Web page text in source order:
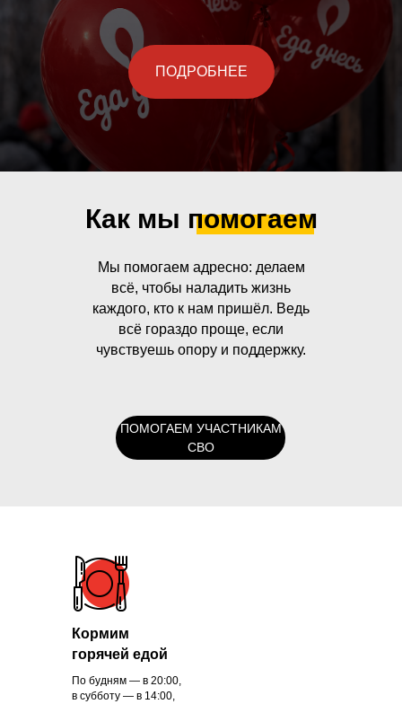
ПОДРОБНЕЕ
Как мы помогаем
ПОМОГАЕМ УЧАСТНИКАМ
СВО
Мы помогаем адресно: делаем
всё, чтобы наладить жизнь
каждого, кто к нам пришёл. Ведь
всё гораздо проще, если
чувствуешь опору и поддержку.
По будням — в 20:00,
в субботу — в 14:00,
Кормим
горячей едой